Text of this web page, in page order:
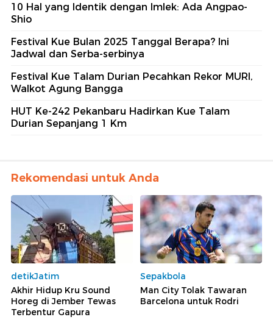
10 Hal yang Identik dengan Imlek: Ada Angpao-
Shio
Festival Kue Bulan 2025 Tanggal Berapa? Ini
Jadwal dan Serba-serbinya
Festival Kue Talam Durian Pecahkan Rekor MURI,
Walkot Agung Bangga
HUT Ke-242 Pekanbaru Hadirkan Kue Talam
Durian Sepanjang 1 Km
Rekomendasi untuk Anda
detikJatim
Akhir Hidup Kru Sound
Horeg di Jember Tewas
Terbentur Gapura
Sepakbola
Man City Tolak Tawaran
Barcelona untuk Rodri